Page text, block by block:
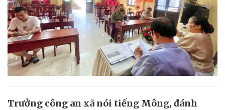
Trưởng công an xã nói tiếng Mông, đánh